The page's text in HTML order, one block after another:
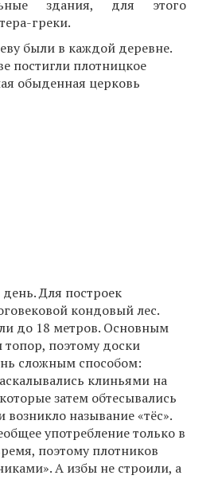
здания, для этого
греки.
были в каждой деревне.
постигли плотницкое
обыденная церковь
Для построек
кондовый лес.
до 18 метров. Основным
поэтому доски
сложным способом:
клиньями на
затем обтесывались
называние «тёс».
употребление только в
поэтому плотников
А избы не строили, а